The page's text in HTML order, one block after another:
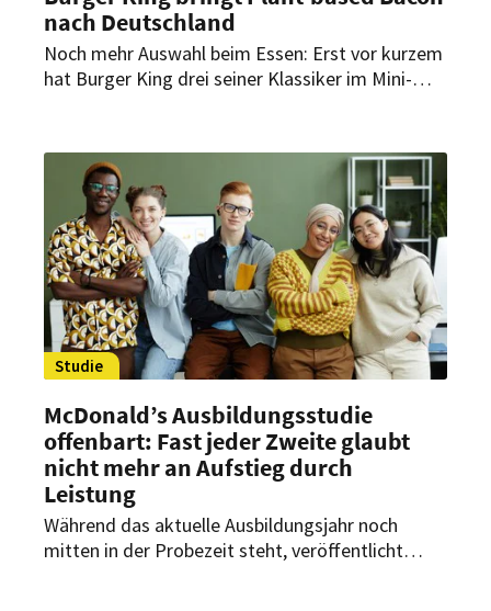
nach Deutschland
Noch mehr Auswahl beim Essen: Erst vor kurzem
hat Burger King drei seiner Klassiker im Mini-
Variante – mit einer Neuheit.
Studie
McDonald’s Ausbildungsstudie
offenbart: Fast jeder Zweite glaubt
nicht mehr an Aufstieg durch
Leistung
Während das aktuelle Ausbildungsjahr noch
mitten in der Probezeit steht, veröffentlicht